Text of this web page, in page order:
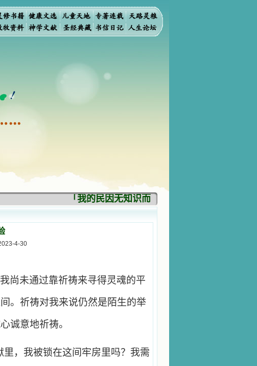
「我的民因无知识而灭亡。你弃掉知识，我也必
4-30
尚未通过靠祈祷来寻得灵魂的平
。祈祷对我来说仍然是陌生的举
诚意地祈祷。
，我被锁在这间牢房里吗？我需